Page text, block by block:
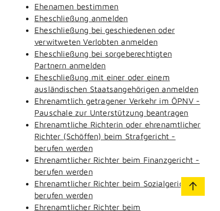
Ehenamen bestimmen
Eheschließung anmelden
Eheschließung bei geschiedenen oder
verwitweten Verlobten anmelden
Eheschließung bei sorgeberechtigten
Partnern anmelden
Eheschließung mit einer oder einem
ausländischen Staatsangehörigen anmelden
Ehrenamtlich getragener Verkehr im ÖPNV -
Pauschale zur Unterstützung beantragen
Ehrenamtliche Richterin oder ehrenamtlicher
Richter (Schöffen) beim Strafgericht -
berufen werden
Ehrenamtlicher Richter beim Finanzgericht -
berufen werden
Ehrenamtlicher Richter beim Sozialgericht -
berufen werden
Ehrenamtlicher Richter beim